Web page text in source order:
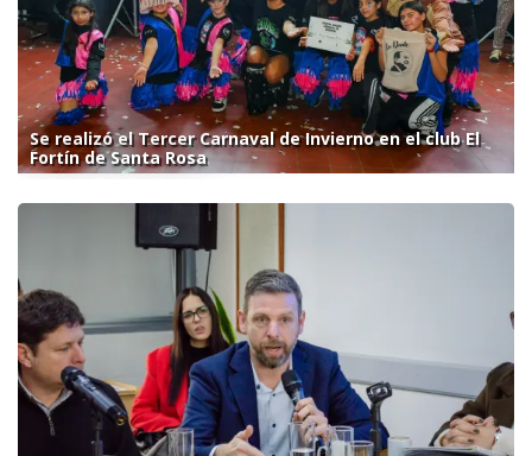
Se realizó el Tercer Carnaval de Invierno en el club El
Fortín de Santa Rosa